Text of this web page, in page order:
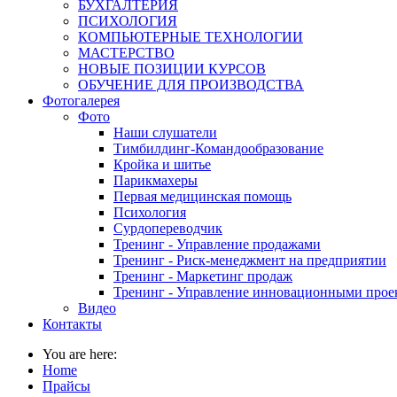
БУХГАЛТЕРИЯ
ПСИХОЛОГИЯ
КОМПЬЮТЕРНЫЕ ТЕХНОЛОГИИ
МАСТЕРСТВО
НОВЫЕ ПОЗИЦИИ КУРСОВ
ОБУЧЕНИЕ ДЛЯ ПРОИЗВОДСТВА
Фотогалерея
Фото
Наши слушатели
Тимбилдинг-Командообразование
Кройка и шитье
Парикмахеры
Первая медицинская помощь
Психология
Сурдопереводчик
Тренинг - Управление продажами
Тренинг - Риск-менеджмент на предприятии
Тренинг - Маркетинг продаж
Тренинг - Управление инновационными
Видео
Контакты
You are here:
Home
Прайсы